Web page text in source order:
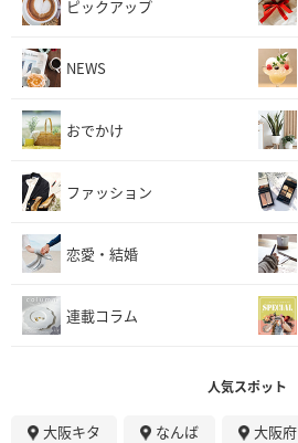
ピックアップ
NEWS
おでかけ
ファッション
恋愛・結婚
連載コラム
人気スポット
大阪キタ なんば 大阪府